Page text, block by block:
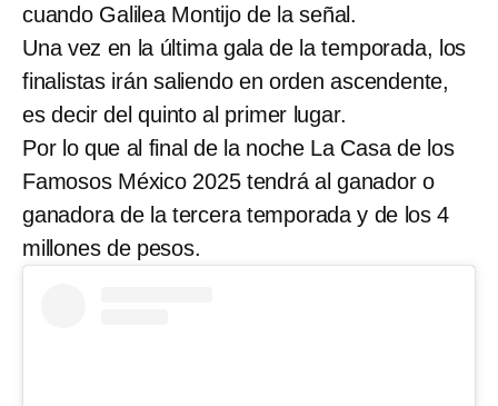
cuando Galilea Montijo de la señal.
Una vez en la última gala de la temporada, los
finalistas irán saliendo en orden ascendente,
es decir del quinto al primer lugar.
Por lo que al final de la noche La Casa de los
Famosos México 2025 tendrá al ganador o
ganadora de la tercera temporada y de los 4
millones de pesos.